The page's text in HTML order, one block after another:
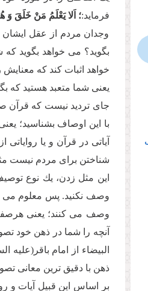
فرماید:؛ اَلا یَعْلَمُ مَنْ خَلَقَ وَ
وجدان مردم از عقل ایشان
بگوید؟ مى خواهد بگوید
خواهد اثبات كند كه
یعنى شما متعبد هستید كه
جاى تردید نیست كه قرآن
با این اوصاف بشناسید؛
آیاتى در قرآن و یا
شناختن براى مردم نیست
این مثل زدن، یك نوع
وصف نكنید. پس معلوم مى
وصف مى كنند؛ یعنى
آنچه را شما در ذهن خود
البیضاء از امام
ذهن با دقیق ترین معانى
بر اساس این قبیل آیات و